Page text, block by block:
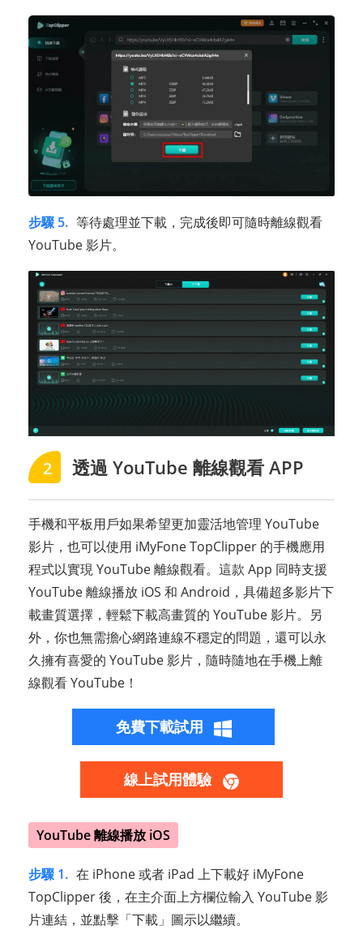
步驟 5. 等待處理並下載，完成後即可隨時離線觀看
YouTube 影片。
2 透過 YouTube 離線觀看 APP
手機和平板用戶如果希望更加靈活地管理 YouTube
影片，也可以使用 iMyFone TopClipper 的手機應用
程式以實現 YouTube 離線觀看。這款 App 同時支援
YouTube 離線播放 iOS 和 Android，具備超多影片下
載畫質選擇，輕鬆下載高畫質的 YouTube 影片。另
外，你也無需擔心網路連線不穩定的問題，還可以永
久擁有喜愛的 YouTube 影片，隨時隨地在手機上離
線觀看 YouTube！
免費下載試用
線上試用體驗
YouTube 離線播放 iOS
步驟 1. 在 iPhone 或者 iPad 上下載好 iMyFone
TopClipper 後，在主介面上方欄位輸入 YouTube 影
片連結，並點擊「下載」圖示以繼續。